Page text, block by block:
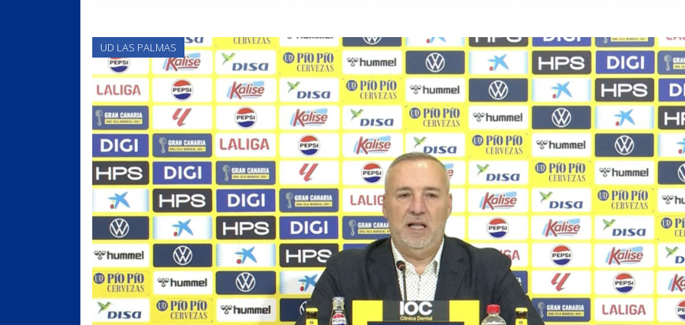
UD LAS PALMAS